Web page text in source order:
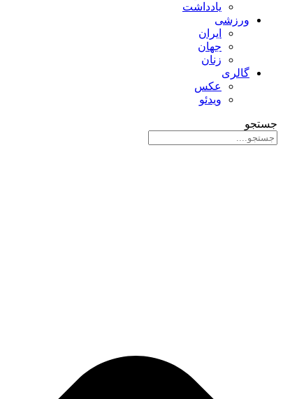
یادداشت
ورزشی
ایران
جهان
زنان
گالری
عکس
ویدئو
جستجو